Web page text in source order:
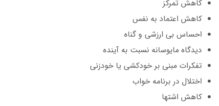
کاهش تمرکز
کاهش اعتماد به نفس
احساس بی ارزشی و گناه
دیدگاه مایوسانه نسبت به آینده
تفکرات مبنی بر خودکشی یا خودزنی
اختلال در برنامه خواب
کاهش اشتها